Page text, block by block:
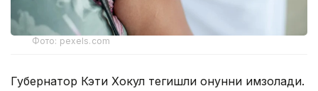
Фото: pexels.com
Губернатор Кэти Хокул тегишли қонунни имзолади.